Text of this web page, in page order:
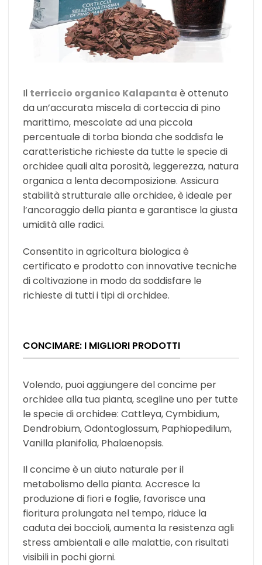
Il terriccio organico Kalapanta è ottenuto
da un’accurata miscela di corteccia di pino
marittimo, mescolate ad una piccola
percentuale di torba bionda che soddisfa le
caratteristiche richieste da tutte le specie di
orchidee quali alta porosità, leggerezza, natura
organica a lenta decomposizione. Assicura
stabilità strutturale alle orchidee, è ideale per
l’ancoraggio della pianta e garantisce la giusta
umidità alle radici.
Consentito in agricoltura biologica è
certificato e prodotto con innovative tecniche
di coltivazione in modo da soddisfare le
richieste di tutti i tipi di orchidee.
CONCIMARE: I MIGLIORI PRODOTTI
Volendo, puoi aggiungere del concime per
orchidee alla tua pianta, scegline uno per tutte
le specie di orchidee: Cattleya, Cymbidium,
Dendrobium, Odontoglossum, Paphiopedilum,
Vanilla planifolia, Phalaenopsis.
Il concime è un aiuto naturale per il
metabolismo della pianta. Accresce la
produzione di fiori e foglie, favorisce una
fioritura prolungata nel tempo, riduce la
caduta dei boccioli, aumenta la resistenza agli
stress ambientali e alle malattie, con risultati
visibili in pochi giorni.